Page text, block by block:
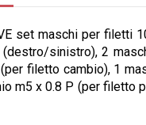
set maschi per filetti
sinistro), 2
filetto cambio), 1
m5 x 0.8 P (per filetto